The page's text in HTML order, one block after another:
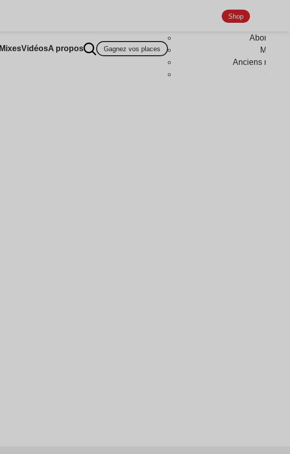
MixesVidéosA propos Gagnez vos places
Shop
Anciens